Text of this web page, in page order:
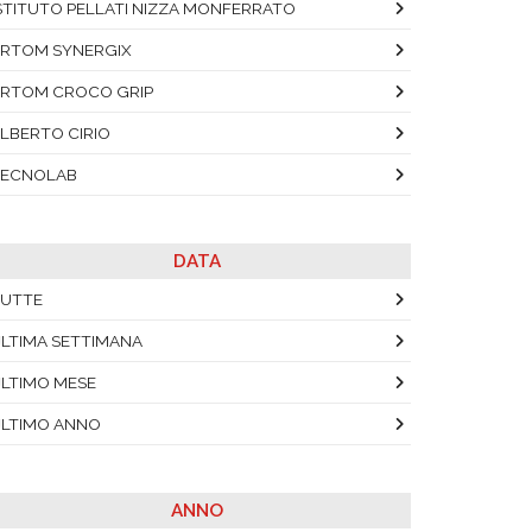
PELLATI NIZZA MONFERRATO
SYNERGIX
CROCO GRIP
CIRIO
DATA
SETTIMANA
MESE
ANNO
ANNO